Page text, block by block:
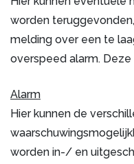
worden
melding over een te
overspeed alarm.
Alarm
Hier kunnen de
worden in-/ en